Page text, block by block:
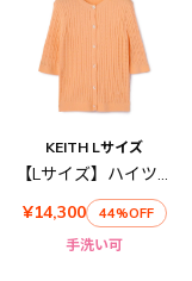
KEITH Lサイズ
【Lサイズ】ハイツイストケーブルカーディガン
¥14,300
44%OFF
手洗い可